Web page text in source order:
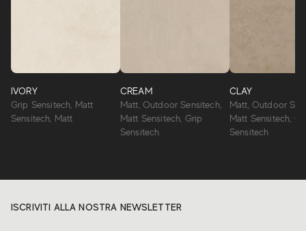
IVORY
Grip Sensitech, Matt
Sensitech, Matt
CREAM
Matt, Outdoor Sensitech,
Matt Sensitech, Grip
Sensitech
CLAY
Matt, Outdoor
Matt Sensitech,
Sensitech
ISCRIVITI ALLA NOSTRA NEWSLETTER